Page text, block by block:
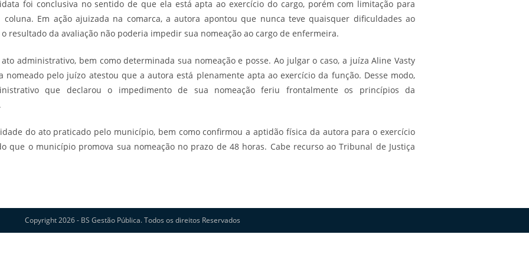
foi conclusiva no sentido de que ela está apta ao exercício do cargo, porém com limitação para
Em ação ajuizada na comarca, a autora apontou que nunca teve quaisquer dificuldades ao
resultado da avaliação não poderia impedir sua nomeação ao cargo de enfermeira.
administrativo, bem como determinada sua nomeação e posse. Ao julgar o caso, a juíza Aline Vasty
nomeado pelo juízo atestou que a autora está plenamente apta ao exercício da função. Desse modo,
que declarou o impedimento de sua nomeação feriu frontalmente os princípios da
do ato praticado pelo município, bem como confirmou a aptidão física da autora para o exercício
que o município promova sua nomeação no prazo de 48 horas. Cabe recurso ao Tribunal de Justiça
Copyright 2026 - BS Gestão Pública. Todos os direitos Reservados